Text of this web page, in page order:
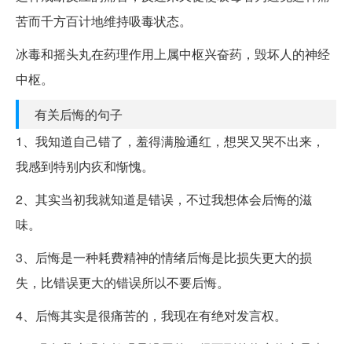
苦而千方百计地维持吸毒状态。
冰毒和摇头丸在药理作用上属中枢兴奋药，毁坏人的神经
中枢。
有关后悔的句子
1、我知道自己错了，羞得满脸通红，想哭又哭不出来，
我感到特别内疚和惭愧。
2、其实当初我就知道是错误，不过我想体会后悔的滋
味。
3、后悔是一种耗费精神的情绪后悔是比损失更大的损
失，比错误更大的错误所以不要后悔。
4、后悔其实是很痛苦的，我现在有绝对发言权。